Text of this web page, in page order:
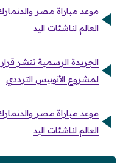
موعد مباراة مصر
العالم لناشئات اليد
الجريدة الرسمية تنشر
لمشروع الأتوبيس الترددي
موعد مباراة مصر
العالم لناشئات اليد